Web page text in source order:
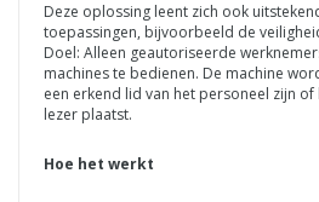
Deze oplossing leent zich ook
toepassingen, bijvoorbeeld de
Doel: Alleen geautoriseerde
machines te bedienen. De machine
een erkend lid van het personeel zijn
lezer plaatst.
Hoe het werkt